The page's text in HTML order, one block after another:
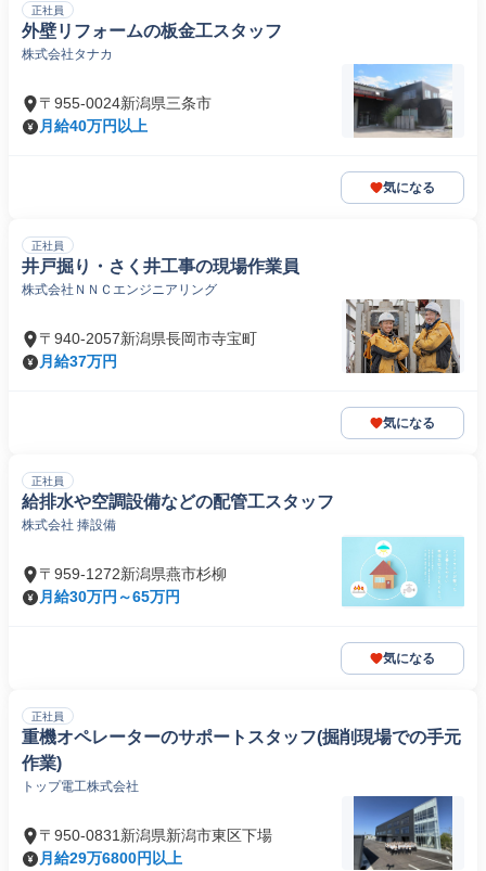
正社員
外壁リフォームの板金工スタッフ
株式会社タナカ
〒955-0024新潟県三条市
月給40万円以上
気になる
正社員
井戸掘り・さく井工事の現場作業員
株式会社ＮＮＣエンジニアリング
〒940-2057新潟県長岡市寺宝町
月給37万円
気になる
正社員
給排水や空調設備などの配管工スタッフ
株式会社 捧設備
〒959-1272新潟県燕市杉柳
月給30万円～65万円
気になる
正社員
重機オペレーターのサポートスタッフ(掘削現場での手元
作業)
トップ電工株式会社
〒950-0831新潟県新潟市東区下場
月給29万6800円以上